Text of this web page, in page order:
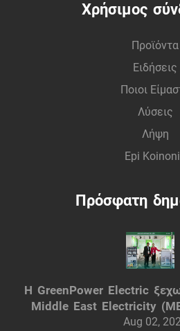
Χρήσιμος
Προϊόντα
Ειδήσεις
Ποιοι
Λύσεις
Λήψη
Epi
Πρόσφατη
Η GreenPower Electric
Middle East Electricity
ΈξυπνεςAug 02,